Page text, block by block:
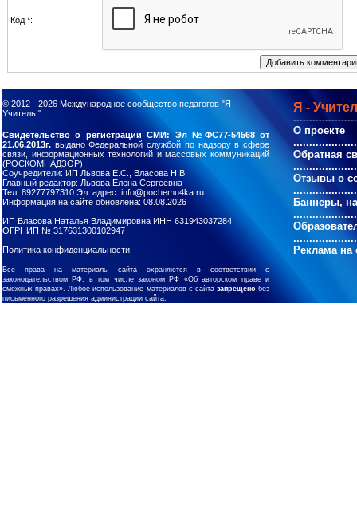
Код *:
© 2012 - 2026 Международное сообщество педагогов "Я -
Учитель!"
Я -
О проекте
Обратная
Отзывы о
Баннеры,
Реклама на
Свидетельство о регистрации СМИ: Эл №ФС77-54568 от
21.06.2013г. выдано Федеральной службой по надзору в сфере
связи, информационных технологий и массовых коммуникаций
(РОСКОМНАДЗОР).
Соучредители: ИП Львова Е.С., Власова Н.В.
Главный редактор: Львова Елена Сергеевна
Тел. 89277797310 Эл. адрес: info@pochemu4ka.ru
Информация на сайте обновлена: 08.08.2026
ИП Власова Наталья Владимировна ИНН 631943037284
ОГРНИП № 317631300102947
Политика конфиденциальности
Все права на материалы сайта охраняются в соответствии с
законодательством РФ, в том числе законом РФ «Об авторском праве и
смежных правах». Любое использование материалов с сайта запрещенобез
письменного разрешения администрации сайта.